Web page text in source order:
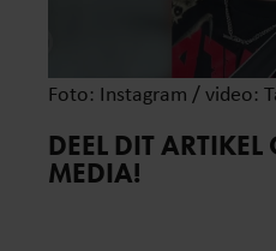
Foto: Instagram / video:
DEEL DIT
MEDIA!